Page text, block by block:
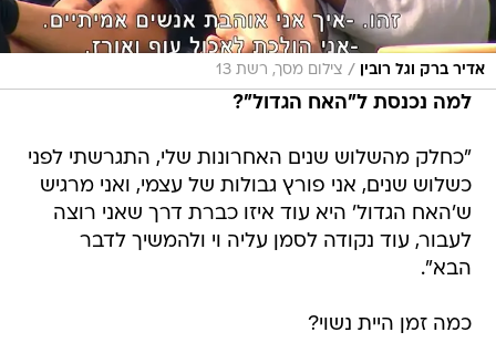
אדיר ברק וגל רובין / צילום מסך, רשת 13
למה נכנסת ל"האח הגדול"?
"כחלק מהשלוש שנים האחרונות שלי, התגרשתי לפני
כשלוש שנים, אני פורץ גבולות של עצמי, ואני מרגיש
ש'האח הגדול' היא עוד איזו כברת דרך שאני רוצה
לעבור, עוד נקודה לסמן עליה וי ולהמשיך לדבר
הבא".
כמה זמן היית נשוי?